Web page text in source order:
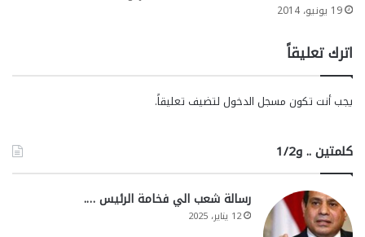
19 يونيو، 2014
اترك تعليقاً
يجب أنت تكون مسجل الدخول لتضيف تعليقاً.
كلمتين .. و1/2
رسالة شعب الي فخامة الرئيس ….
12 يناير، 2025